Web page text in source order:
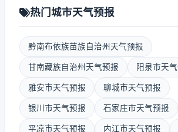
热门城市天气预报
黔南布依族苗族自治州天气预报
甘南藏族自治州天气预报 阳泉市天
雅安市天气预报 聊城市天气预报
银川市天气预报 石家庄市天气预报
平凉市天气预报 内江市天气预报